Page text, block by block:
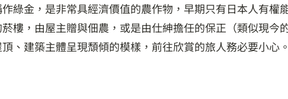
綠金，是非常具經濟價值的農作物，早期只有日本人有
樓，由屋主贈與佃農，或是由仕紳擔任的保正（類似現
、建築主體呈現頹傾的模樣，前往欣賞的旅人務必要小心。